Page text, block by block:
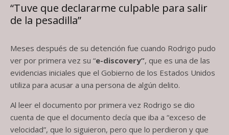
“Tuve que declararme culpable para salir
de la pesadilla”
Meses después de su detención fue cuando Rodrigo pudo
ver por primera vez su “e-discovery”, que es una de las
evidencias iniciales que el Gobierno de los Estados Unidos
utiliza para acusar a una persona de algún delito.
Al leer el documento por primera vez Rodrigo se dio
cuenta de que el documento decía que iba a “exceso de
velocidad”, que lo siguieron, pero que lo perdieron y que